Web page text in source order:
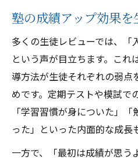
塾の成績アップ効果
多くの生徒レビューでは、「
という声が目立ちます。これ
導方法が生徒それぞれの弱点
めです。定期テストや模試で
「学習習慣が身についた」
った」といった内面的な成長
一方で、「最初は成績が思う